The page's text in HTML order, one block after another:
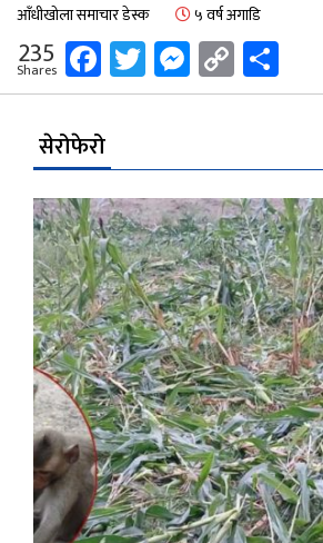
आँधीखोला समाचार डेस्क ५ वर्ष अगाडि
235
Shares Facebook
Twitter
Messenger
Copy
Link
सेरोफेरो